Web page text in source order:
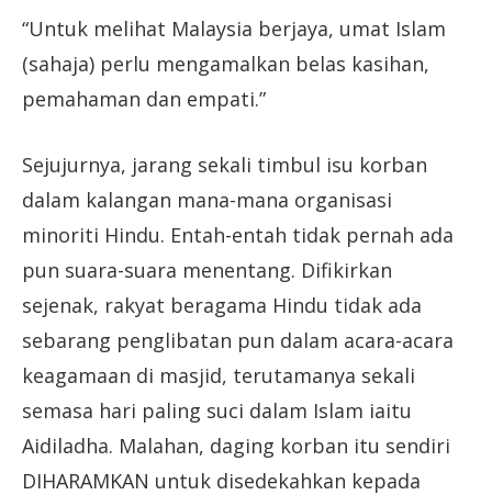
“Untuk melihat Malaysia berjaya, umat Islam
(sahaja) perlu mengamalkan belas kasihan,
pemahaman dan empati.”
Sejujurnya, jarang sekali timbul isu korban
dalam kalangan mana-mana organisasi
minoriti Hindu. Entah-entah tidak pernah ada
pun suara-suara menentang. Difikirkan
sejenak, rakyat beragama Hindu tidak ada
sebarang penglibatan pun dalam acara-acara
keagamaan di masjid, terutamanya sekali
semasa hari paling suci dalam Islam iaitu
Aidiladha. Malahan, daging korban itu sendiri
DIHARAMKAN untuk disedekahkan kepada